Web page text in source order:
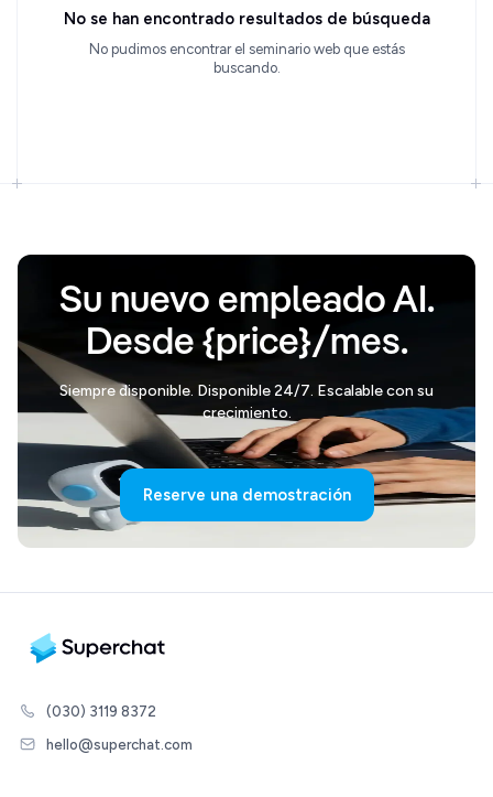
No se han encontrado resultados de búsqueda
No pudimos encontrar el seminario web que estás
buscando.
Su nuevo empleado AI.
Desde {price}/mes.
Siempre disponible. Disponible 24/7. Escalable con su
crecimiento.
Reserve una demostración
(030) 3119 8372
hello@superchat.com